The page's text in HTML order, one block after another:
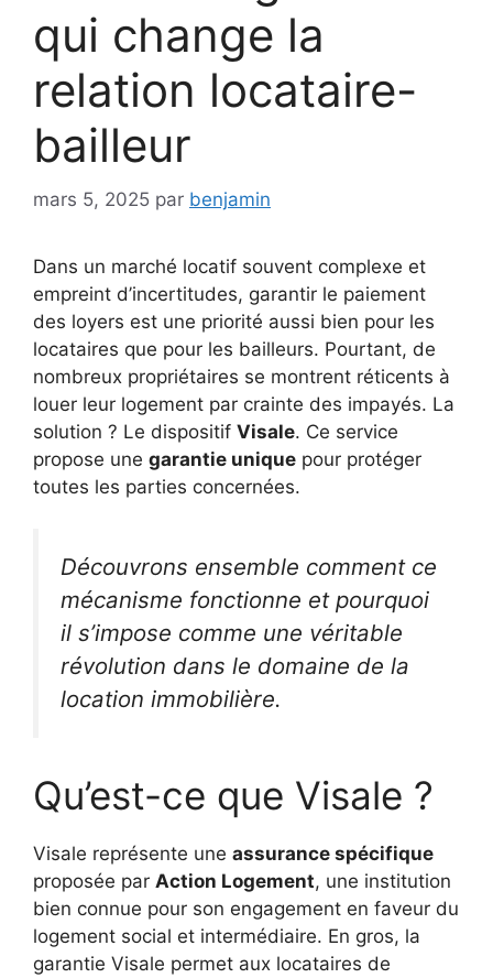
qui change la
relation locataire-
bailleur
mars 5, 2025 par benjamin
Dans un marché locatif souvent complexe et
empreint d’incertitudes, garantir le paiement
des loyers est une priorité aussi bien pour les
locataires que pour les bailleurs. Pourtant, de
nombreux propriétaires se montrent réticents à
louer leur logement par crainte des impayés. La
solution ? Le dispositif Visale. Ce service
propose une garantie unique pour protéger
toutes les parties concernées.
Découvrons ensemble comment ce
mécanisme fonctionne et pourquoi
il s’impose comme une véritable
révolution dans le domaine de la
location immobilière.
Qu’est-ce que Visale ?
Visale représente une assurance spécifique
proposée par Action Logement, une institution
bien connue pour son engagement en faveur du
logement social et intermédiaire. En gros, la
garantie Visale permet aux locataires de